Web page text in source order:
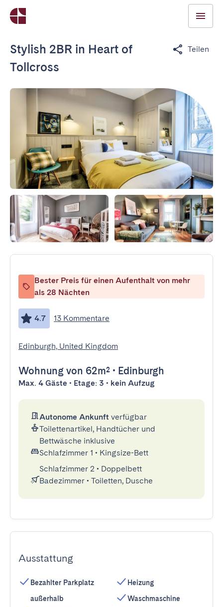
Stylish 2BR in Heart of
Tollcross
Teilen
Bester Preis für einen Aufenthalt von mehr
als 28 Nächten
4.7 13 Kommentare
Edinburgh, United Kingdom
Wohnung von 62m² • Edinburgh
Max. 4 Gäste • Etage: 3 • kein Aufzug
Autonome Ankunft verfügbar
Toilettenartikel, Handtücher und
Bettwäsche inklusive
Schlafzimmer 1 • Kingsize-Bett
Schlafzimmer 2 • Doppelbett
Badezimmer • Toiletten, Dusche
Ausstattung
Bezahlter Parkplatz
außerhalb
Heizung
Waschmaschine